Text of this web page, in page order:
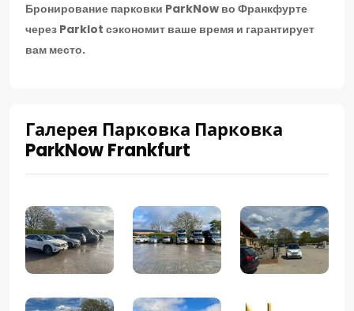
Бронирование парковки ParkNow во Франкфурте
через Parklot сэкономит ваше время и гарантирует
вам место.
Галерея Парковка Парковка
ParkNow Frankfurt